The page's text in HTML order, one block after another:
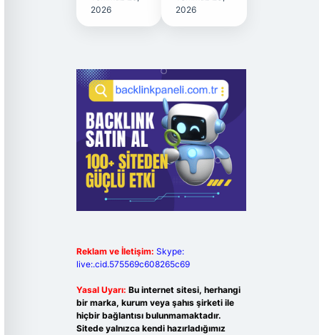
2026
2026
Reklam ve İletişim: Skype:
live:.cid.575569c608265c69
Yasal Uyarı: Bu internet sitesi, herhangi
bir marka, kurum veya şahıs şirketi ile
hiçbir bağlantısı bulunmamaktadır.
Sitede yalnızca kendi hazırladığımız